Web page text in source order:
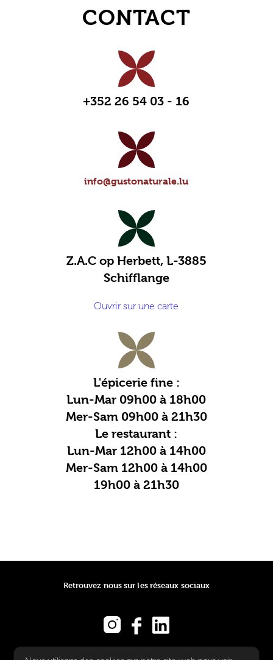
CONTACT
+352 26 54 03 - 16
info@gustonaturale.lu
Z.A.C op Herbett, L-3885
Schifflange
Ouvrir sur une carte
L'épicerie fine :
Lun-Mar 09h00 à 18h00
Mer-Sam 09h00 à 21h30
Le restaurant :
Lun-Mar 12h00 à 14h00
Mer-Sam 12h00 à 14h00
19h00 à 21h30
Retrouvez nous sur les réseaux sociaux